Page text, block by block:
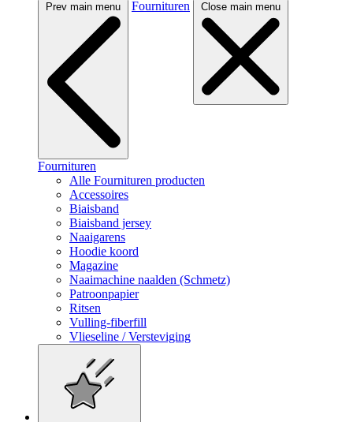
Prev main menu Fournituren Close main menu
Fournituren
Alle Fournituren producten
Accessoires
Biaisband
Biaisband jersey
Naaigarens
Hoodie koord
Magazine
Naaimachine naalden (Schmetz)
Patroonpapier
Ritsen
Vulling-fiberfill
Vlieseline / Versteviging